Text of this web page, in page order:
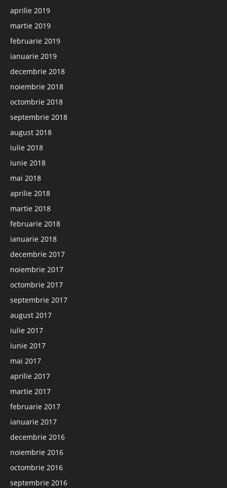
aprilie 2019
martie 2019
februarie 2019
ianuarie 2019
decembrie 2018
noiembrie 2018
octombrie 2018
septembrie 2018
august 2018
iulie 2018
iunie 2018
mai 2018
aprilie 2018
martie 2018
februarie 2018
ianuarie 2018
decembrie 2017
noiembrie 2017
octombrie 2017
septembrie 2017
august 2017
iulie 2017
iunie 2017
mai 2017
aprilie 2017
martie 2017
februarie 2017
ianuarie 2017
decembrie 2016
noiembrie 2016
octombrie 2016
septembrie 2016